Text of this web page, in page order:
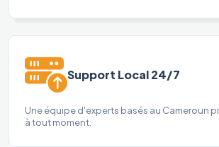
Support Local 24/7
Une équipe d'experts basés au Cameroun
à tout moment.